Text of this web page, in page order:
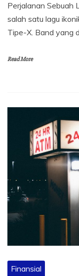
Perjalanan Sebuah
salah satu lagu
Tipe-X. Band yang
Read More
Finansial